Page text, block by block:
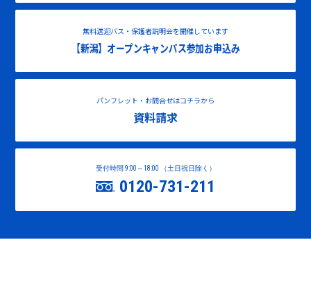
無料送迎バス・保護者説明会を開催しています
【新潟】オープンキャンパス参加お申込み
パンフレット・お問合せはコチラから
資料請求
受付時間 9:00～18:00 （土日祝日除く）
0120-731-211